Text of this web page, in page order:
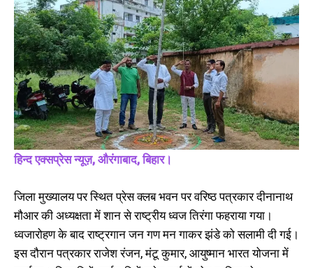
TOURISM NEWS
SAHITYA
SEE PRICING
औरंगाबाद प्रेस क्लब का हुआ गठन,
गणतंत्र दिवस पर गांधी मैदान औरंगाबाद
हिन्द एक्सप्रेस न्यूज़, औरंगाबाद, बिहार।
जिला मुख्यालय पर स्थित प्रेस क्लब भवन पर वरिष्ठ पत्रकार दीनानाथ
मौआर की अध्यक्षता में शान से राष्ट्रीय ध्वज तिरंगा फहराया गया।
ध्वजारोहण के बाद राष्ट्रगान जन गण मन गाकर झंडे को सलामी दी गई।
इस दौरान पत्रकार राजेश रंजन, मंटू कुमार, आयुष्मान भारत योजना में